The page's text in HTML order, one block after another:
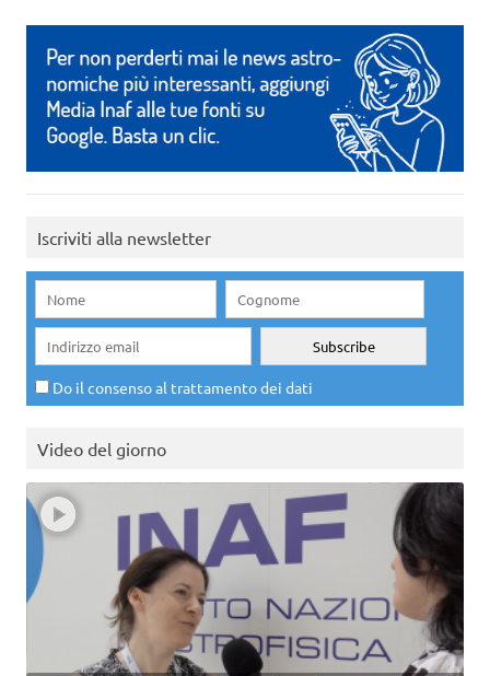
Iscriviti alla newsletter
Do il consenso al trattamento dei dati
Video del giorno